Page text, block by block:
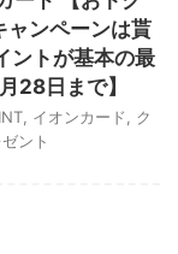
ンペーンは貰
ントが基本の最
28日まで】
イオンカード
ク
ント